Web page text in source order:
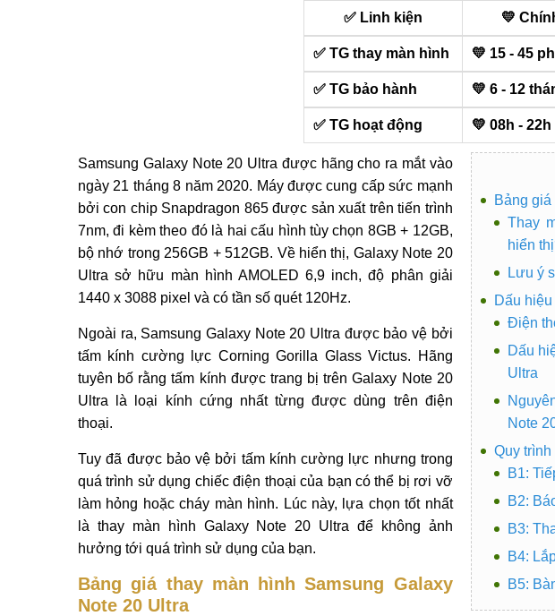
✅ Linh kiện 💛
✅ TG thay màn hình 💛 15 - 45
✅ TG bảo hành 💛 6 - 12
✅ TG hoạt động 💛 08h -
Bảng
Thay
hiển
Lưu ý
Dấu
Điện
Dấu
Ultra
Note
Quy
B1:
B2:
B3:
B4:
B5:
Samsung Galaxy Note 20 Ultra được hãng cho ra mắt vào
ngày 21 tháng 8 năm 2020. Máy được cung cấp sức mạnh
bởi con chip Snapdragon 865 được sản xuất trên tiến trình
7nm, đi kèm theo đó là hai cấu hình tùy chọn 8GB + 12GB,
bộ nhớ trong 256GB + 512GB. Về hiển thị, Galaxy Note 20
Ultra sở hữu màn hình AMOLED 6,9 inch, độ phân giải
1440 x 3088 pixel và có tần số quét 120Hz.
Ngoài ra, Samsung Galaxy Note 20 Ultra được bảo vệ bởi
tấm kính cường lực Corning Gorilla Glass Victus. Hãng
tuyên bố rằng tấm kính được trang bị trên Galaxy Note 20
Ultra là loại kính cứng nhất từng được dùng trên điện
thoại.
Tuy đã được bảo vệ bởi tấm kính cường lực nhưng trong
quá trình sử dụng chiếc điện thoại của bạn có thể bị rơi vỡ
làm hỏng hoặc cháy màn hình. Lúc này, lựa chọn tốt nhất
là thay màn hình Galaxy Note 20 Ultra để không ảnh
hưởng tới quá trình sử dụng của bạn.
Bảng giá thay màn hình Samsung Galaxy
Note 20 Ultra